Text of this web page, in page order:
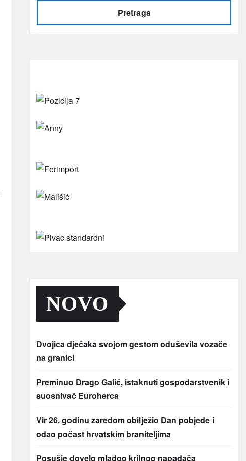
Pretraga
NOVO
Dvojica dječaka svojom gestom oduševila vozače
na granici
Preminuo Drago Galić, istaknuti gospodarstvenik i
suosnivač Euroherca
Vir 26. godinu zaredom obilježio Dan pobjede i
odao počast hrvatskim braniteljima
Posušje dovelo mladog krilnog napadača